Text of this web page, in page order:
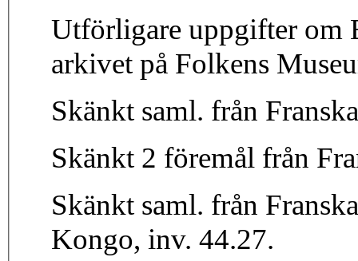
Utförligare uppgifter om
arkivet på Folkens
Skänkt saml. från
Skänkt 2 föremål från
Skänkt saml. från
Kongo, inv. 44.27.